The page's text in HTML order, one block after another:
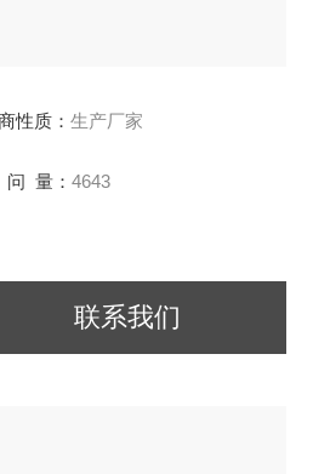
性质： 生产厂家
量： 4643
联系我们